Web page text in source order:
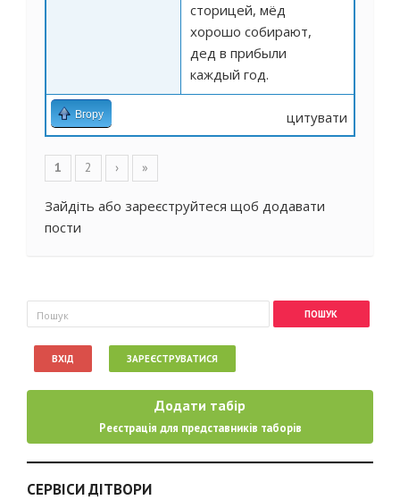
сторицей, мёд
хорошо собирают,
дед в прибыли
каждый год.
Вгору цитувати
Сторінки
1 2 › »
Зайдіть або зареєструйтеся щоб додавати
пости
Пошукова форма
Пошук
ВХІД ЗАРЕЄСТРУВАТИСЯ
Додати табір
Реєстрація для представників таборів
СЕРВІСИ ДІТВОРИ